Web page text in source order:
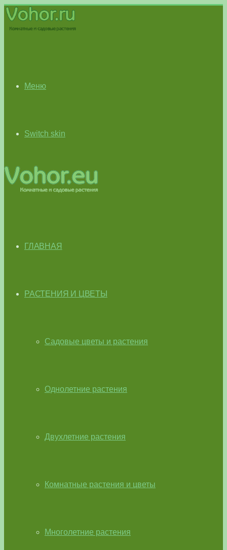
Меню
Switch skin
ГЛАВНАЯ
РАСТЕНИЯ И ЦВЕТЫ
Садовые цветы и растения
Однолетние растения
Двухлетние растения
Комнатные растения и цветы
Многолетние растения